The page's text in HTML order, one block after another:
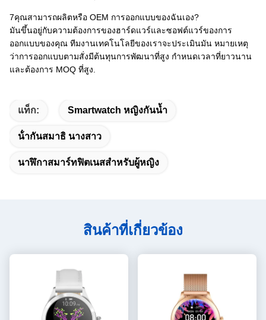
7คุณสามารถผลิตหรือ OEM การออกแบบของฉันเอง?
มันขึ้นอยู่กับความต้องการของฮาร์ดแวร์และซอฟต์แวร์ของการ
ออกแบบของคุณ ทีมงานเทคโนโลยีของเราจะประเมินมัน หมายเหตุ
ว่าการออกแบบตามสั่งมีต้นทุนการพัฒนาที่สูง กําหนดเวลาที่ยาวนาน
และต้องการ MOQ ที่สูง.
แท็ก: Smartwatch หญิงกันน้ำ
น้ํากันสมาธิ นางสาว
นาฬิกาสมาร์ทฟิตเนสสําหรับผู้หญิง
สินค้าที่เกี่ยวข้อง